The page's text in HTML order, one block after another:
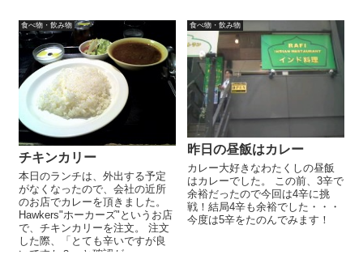
食べ物・飲み物
チキンカリー
本日のランチは、外出する予定
がなくなったので、会社の近所
のお店でカレーを頂きました。
Hawkers"ホーカーズ"というお店
で、チキンカリーを注文。 注文
した際、「とても辛いですが良
いですか？」と確認が・・・。
食べ物・飲み物
昨日の昼飯はカレー
カレー大好きなわたくしの昼飯
はカレーでした。 この前、3辛で
余裕だったので今回は4辛に挑
戦！結局4辛も余裕でした・・・
今度は5辛をたのんでみます！